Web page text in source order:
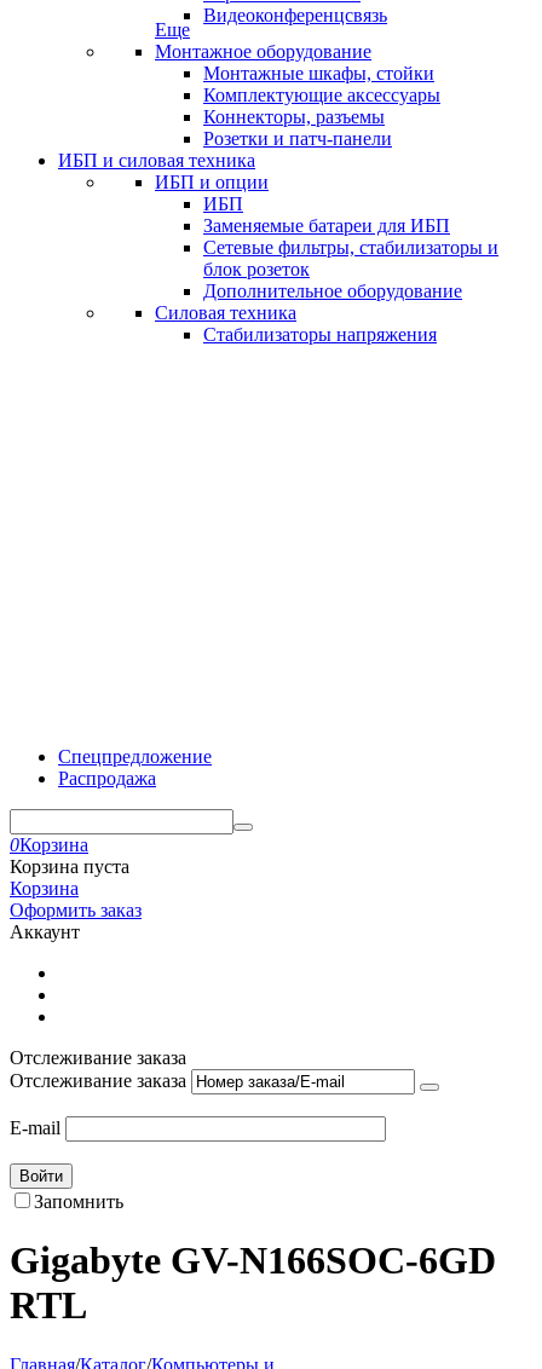
Видеоконференцсвязь
Еще
Монтажное оборудование
Монтажные шкафы, стойки
Комплектующие аксессуары
Коннекторы, разъемы
Розетки и патч-панели
ИБП и силовая техника
ИБП и опции
ИБП
Заменяемые батареи для ИБП
Сетевые фильтры, стабилизаторы и
блок розеток
Дополнительное оборудование
Силовая техника
Стабилизаторы напряжения
Спецпредложение
Распродажа
0Корзина
Корзина пуста
Корзина
Оформить заказ
Аккаунт
Отслеживание заказа
Отслеживание заказа
E-mail
Войти
Запомнить
Gigabyte GV-N166SOC-6GD
RTL
Главная/Каталог/Компьютеры и